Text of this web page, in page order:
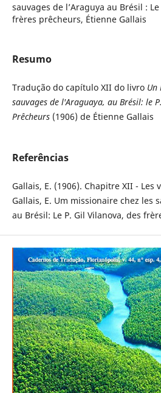
sauvages de l’Araguya au Brésil :
frères prêcheurs, Étienne Gallais
Resumo
Tradução do capítulo XII do livro Un
sauvages de l'Araguaya, au Brésil: le
Prêcheurs(1906) de Étienne Gallais
Referências
Gallais, E. (1906). Chapitre XII - Les
Gallais, E. Um missionaire chez les
au Brésil: Le P. Gil Vilanova, des